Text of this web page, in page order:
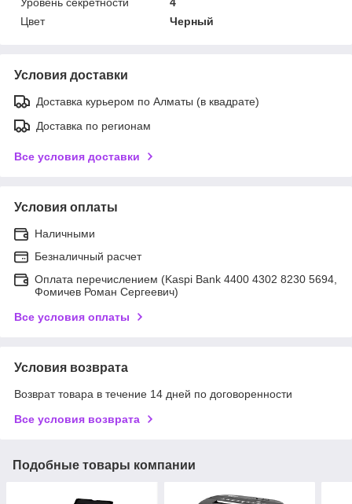
Цвет
Черный
Условия доставки
Доставка курьером по Алматы (в квадрате)
Доставка по регионам
Все условия доставки
Условия оплаты
Наличными
Безналичный расчет
Оплата перечислением (Kaspi Bank 4400 4302 8230 5694,
Фомичев Роман Сергеевич)
Все условия оплаты
Условия возврата
Возврат товара в течение 14 дней по договоренности
Все условия возврата
Подобные товары компании